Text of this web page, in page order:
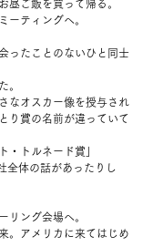
昼ご飯を買って帰る。
ーティングへ。
ったことのないひと同士
。
なオスカー像を授与され
り賞の名前が違っていて
・トルネード賞」
全体の話があったりし
リング会場へ。
。アメリカに来てはじめ